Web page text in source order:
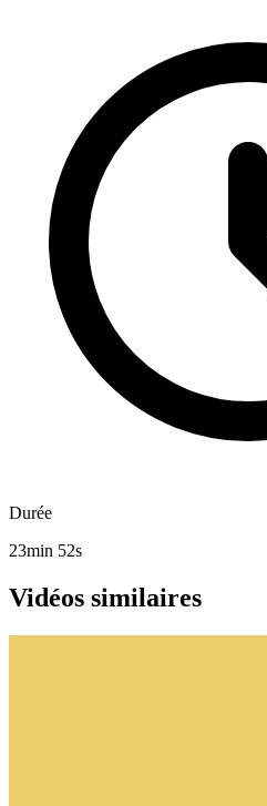
Durée
23min 52s
Vidéos similaires